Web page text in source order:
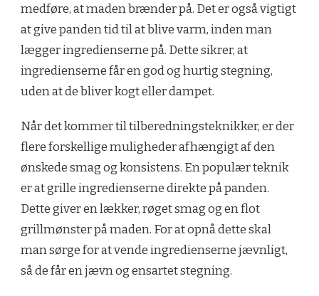
medføre, at maden brænder på. Det er også vigtigt
at give panden tid til at blive varm, inden man
lægger ingredienserne på. Dette sikrer, at
ingredienserne får en god og hurtig stegning,
uden at de bliver kogt eller dampet.
Når det kommer til tilberedningsteknikker, er der
flere forskellige muligheder afhængigt af den
ønskede smag og konsistens. En populær teknik
er at grille ingredienserne direkte på panden.
Dette giver en lækker, røget smag og en flot
grillmønster på maden. For at opnå dette skal
man sørge for at vende ingredienserne jævnligt,
så de får en jævn og ensartet stegning.